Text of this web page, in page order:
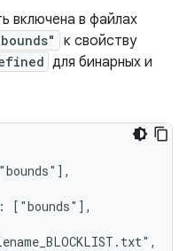
включена в файлах
к свойству
для бинарных и
["bounds"],